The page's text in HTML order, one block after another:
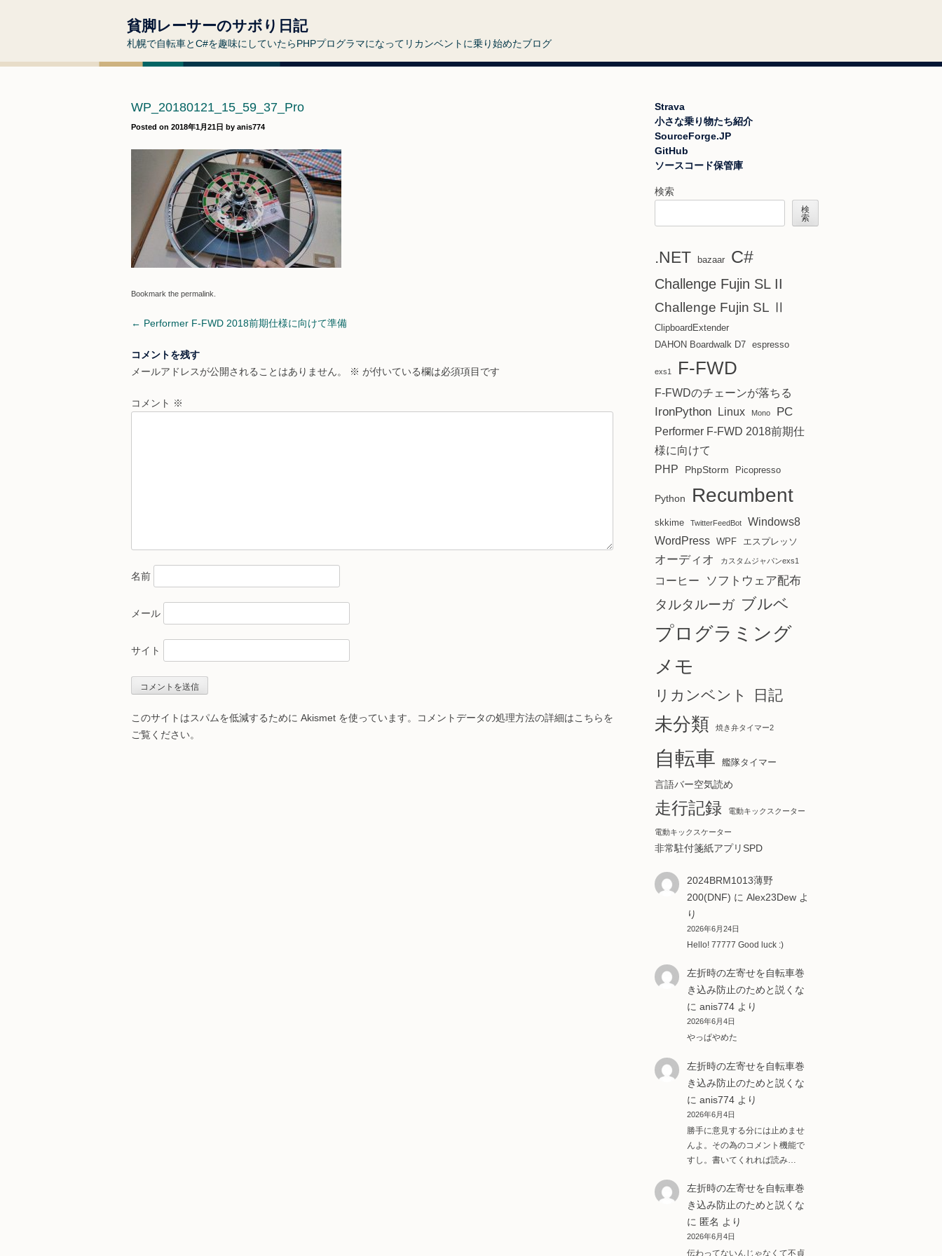
貧脚レーサーのサボり日記
札幌で自転車とC#を趣味にしていたらPHPプログラマになってリカンベントに乗り始めたブログ
WP_20180121_15_59_37_Pro
Posted on 2018年1月21日 by anis774
Bookmark the permalink.
Post
← Performer F-FWD 2018前期仕様に向けて準備
コメントを残す
メールアドレスが公開されることはありません。
※ が付いている欄は必須項目です
コメント ※
名前
メール
サイト
このサイトはスパムを低減するために Akismet を使っています。
コメントデータの処理方法の詳細はこちらを
ご覧ください。
Strava
小さな乗り物たち紹介
SourceForge.JP
GitHub
ソースコード保管庫
検索
検
索
.NET bazaar C#
Challenge Fujin SL II
Challenge Fujin SL Ⅱ
ClipboardExtender
DAHON Boardwalk D7 espresso
exs1 F-FWD
F-FWDのチェーンが落ちる
IronPython Linux Mono PC
Performer F-FWD 2018前期仕
様に向けて
PHP
PhpStorm Picopresso
Python Recumbent
skkime TwitterFeedBot
Windows8
WordPress WPF エスプレッソ
オーディオ カスタムジャパンexs1
コーヒー ソフトウェア配布
タルタルーガ ブルベ
プログラミング
メモ
リカンベント 日記
未分類 焼き弁タイマー2
自転車 艦隊タイマー
言語バー空気読め
走行記録 電動キックスクーター
電動キックスケーター
非常駐付箋紙アプリSPD
2024BRM1013薄野
200(DNF) に Alex23Dewよ
り
2026年6月24日
Hello! 77777 Good luck :)
左折時の左寄せを自転車巻
き込み防止のためと説くな
に anis774より
2026年6月4日
やっぱやめた
左折時の左寄せを自転車巻
き込み防止のためと説くな
に anis774より
2026年6月4日
勝手に意見する分には止めませ
んよ。その為のコメント機能で
すし。書いてくれれば読み…
左折時の左寄せを自転車巻
き込み防止のためと説くな
に 匿名 より
2026年6月4日
伝わってないんじゃなくて不貞